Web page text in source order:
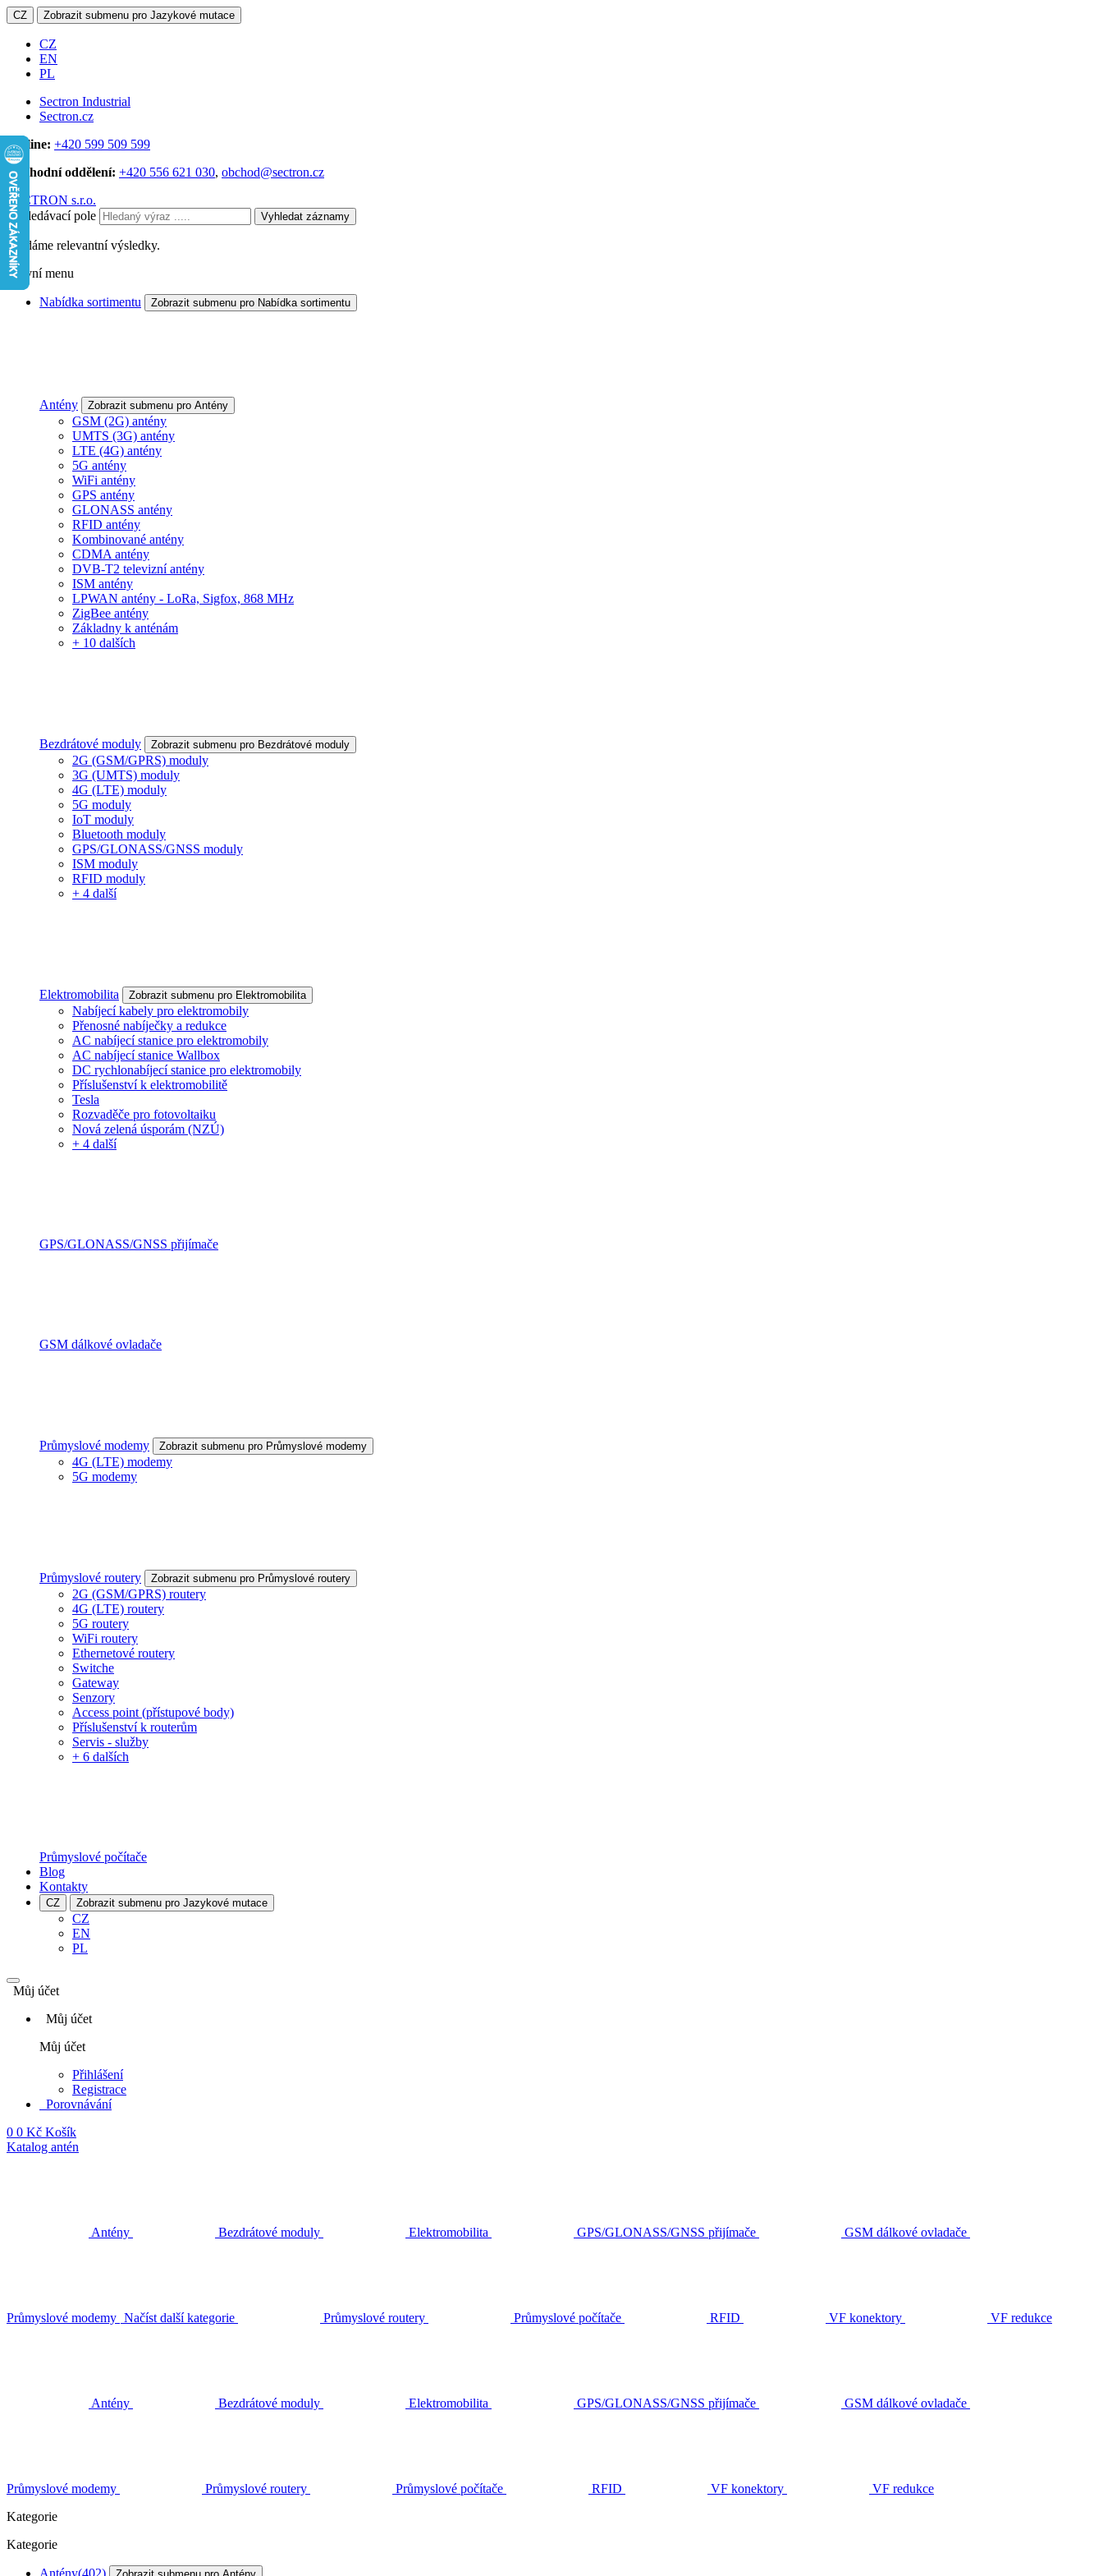
CZ Zobrazit submenu pro Jazykové mutace
CZ
EN
PL
Sectron Industrial
Sectron.cz
Hotline: +420 599 509 599
Obchodní oddělení: +420 556 621 030, obchod@sectron.cz
SECTRON s.r.o.
Vyhledávací pole
Vyhledat záznamy
Hledáme relevantní výsledky.
Hlavní menu
Nabídka sortimentu Zobrazit submenu pro Nabídka sortimentu
Antény Zobrazit submenu pro Antény
GSM (2G) antény
UMTS (3G) antény
LTE (4G) antény
5G antény
WiFi antény
GPS antény
GLONASS antény
RFID antény
Kombinované antény
CDMA antény
DVB-T2 televizní antény
ISM antény
LPWAN antény - LoRa, Sigfox, 868 MHz
ZigBee antény
Základny k anténám
+ 10 dalších
Bezdrátové moduly Zobrazit submenu pro Bezdrátové moduly
2G (GSM/GPRS) moduly
3G (UMTS) moduly
4G (LTE) moduly
5G moduly
IoT moduly
Bluetooth moduly
GPS/GLONASS/GNSS moduly
ISM moduly
RFID moduly
+ 4 další
Elektromobilita Zobrazit submenu pro Elektromobilita
Nabíjecí kabely pro elektromobily
Přenosné nabíječky a redukce
AC nabíjecí stanice pro elektromobily
AC nabíjecí stanice Wallbox
DC rychlonabíjecí stanice pro elektromobily
Příslušenství k elektromobilitě
Tesla
Rozvaděče pro fotovoltaiku
Nová zelená úsporám (NZÚ)
+ 4 další
GPS/GLONASS/GNSS přijímače
GSM dálkové ovladače
Průmyslové modemy Zobrazit submenu pro Průmyslové modemy
4G (LTE) modemy
5G modemy
Průmyslové routery Zobrazit submenu pro Průmyslové routery
2G (GSM/GPRS) routery
4G (LTE) routery
5G routery
WiFi routery
Ethernetové routery
Switche
Gateway
Senzory
Access point (přístupové body)
Příslušenství k routerům
Servis - služby
+ 6 dalších
Průmyslové počítače
Blog
Kontakty
CZ Zobrazit submenu pro Jazykové mutace
CZ
EN
PL
Můj účet
Můj účet
Můj účet
Přihlášení
Registrace
Porovnávání
0 0 Kč Košík
Katalog antén
Antény Bezdrátové moduly Elektromobilita GPS/GLONASS/GNSS přijímače GSM dálkové ovladače
Průmyslové modemy Načíst další kategorie Průmyslové routery Průmyslové počítače RFID VF konektory VF redukce
Antény Bezdrátové moduly Elektromobilita GPS/GLONASS/GNSS přijímače GSM dálkové ovladače
Průmyslové modemy Průmyslové routery Průmyslové počítače RFID VF konektory
VF redukce
Kategorie
Kategorie
Antény(402)